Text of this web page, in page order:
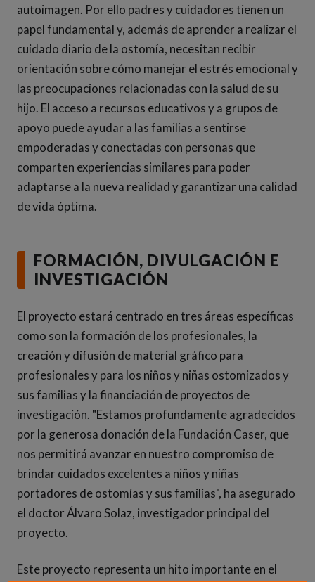
autoimagen. Por ello padres y cuidadores tienen un
papel fundamental y, además de aprender a realizar el
cuidado diario de la ostomía, necesitan recibir
orientación sobre cómo manejar el estrés emocional y
las preocupaciones relacionadas con la salud de su
hijo. El acceso a recursos educativos y a grupos de
apoyo puede ayudar a las familias a sentirse
empoderadas y conectadas con personas que
comparten experiencias similares para poder
adaptarse a la nueva realidad y garantizar una calidad
de vida óptima.
FORMACIÓN, DIVULGACIÓN E
INVESTIGACIÓN
El proyecto estará centrado en tres áreas específicas
como son la formación de los profesionales, la
creación y difusión de material gráfico para
profesionales y para los niños y niñas ostomizados y
sus familias y la financiación de proyectos de
investigación. "Estamos profundamente agradecidos
por la generosa donación de la Fundación Caser, que
nos permitirá avanzar en nuestro compromiso de
brindar cuidados excelentes a niños y niñas
portadores de ostomías y sus familias", ha asegurado
el doctor Álvaro Solaz, investigador principal del
proyecto.
Este proyecto representa un hito importante en el